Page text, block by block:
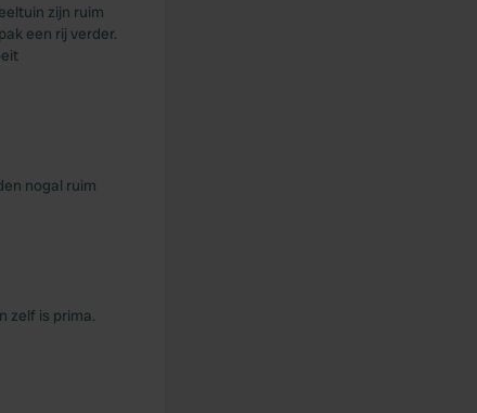
zijn ruim
een rij verder.
nogal ruim
zelf is prima.